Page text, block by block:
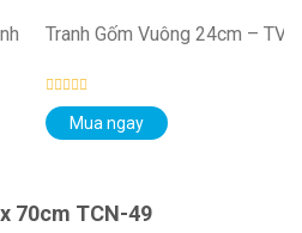
Tròn MSP TR-3516
Tranh Gốm Vuông 24cm –
Được
xếp
hạng
Mua ngay
70cm TCN-49